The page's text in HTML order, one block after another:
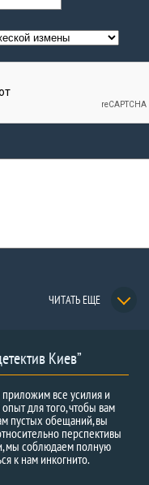
ЧИТАТЬ ЕЩЕ
Киев”
все усилия и
для того, чтобы вам
пустых обещаний, вы
перспективы
мы соблюдаем полную
к нам инкогнито.